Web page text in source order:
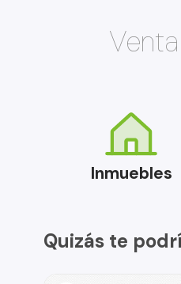
Inmuebles
Quizás te